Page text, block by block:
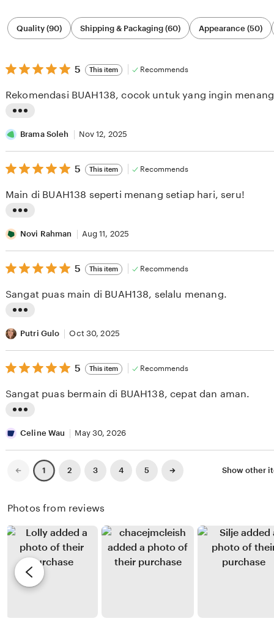
Filter
by
category
Quality (90) Shipping & Packaging (60) Appearance (50)
5
out
5
stars
5 This item Recommends
i
s
t
n
r
e
v
e
b
y
B
a
a
S
h
Rekomendasi BUAH138, cocok untuk yang ingin
Brama Soleh Nov 12, 2025
5
out
5
stars
5 This item Recommends
i
s
t
n
r
e
v
e
b
y
i
a
h
m
Main di BUAH138 seperti menang setiap hari, seru!
Novi Rahman Aug 11, 2025
5
out
5
stars
5 This item Recommends
i
s
t
n
r
e
y
P
u
Sangat puas main di BUAH138, selalu menang.
Putri Gulo Oct 30, 2025
5
out
5
stars
5 This item Recommends
i
s
e
i
Sangat puas bermain di BUAH138, cepat dan aman.
Celine Wau May 30, 2026
Previous
page
1 2 3 4 5
Next
page
Show other
Photos from reviews